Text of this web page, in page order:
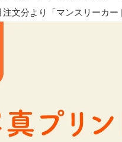
注文分より「マンスリーカ